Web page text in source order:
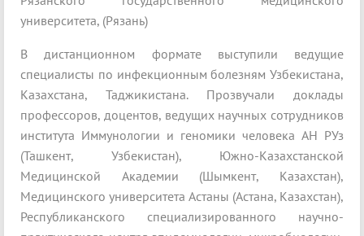
университета, (Рязань)
В дистанционном формате выступили ведущие
специалисты по инфекционным болезням Узбекистана,
Казахстана, Таджикистана. Прозвучали доклады
профессоров, доцентов, ведущих научных сотрудников
института Иммунологии и геномики человека АН РУз
(Ташкент, Узбекистан), Южно-Казахстанской
Медицинской Академии (Шымкент, Казахстан),
Медицинского университета Астаны (Астана, Казахстан),
Республиканского специализированного научно-